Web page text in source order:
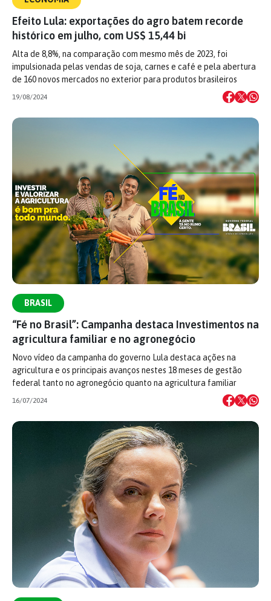
Efeito Lula: exportações do agro batem recorde
histórico em julho, com US$ 15,44 bi
Alta de 8,8%, na comparação com mesmo mês de 2023, foi
impulsionada pelas vendas de soja, carnes e café e pela abertura
de 160 novos mercados no exterior para produtos brasileiros
19/08/2024
BRASIL
“Fé no Brasil”: Campanha destaca Investimentos na
agricultura familiar e no agronegócio
Novo vídeo da campanha do governo Lula destaca ações na
agricultura e os principais avanços nestes 18 meses de gestão
federal tanto no agronegócio quanto na agricultura familiar
16/07/2024